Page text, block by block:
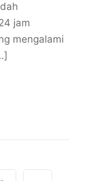
jam
mengalami